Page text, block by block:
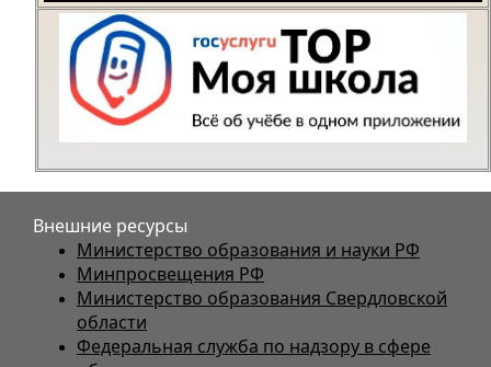
Внешние ресурсы
Министерство образования и науки РФ
Минпросвещения РФ
Министерство образования Свердловской
области
Федеральная служба по надзору в сфере